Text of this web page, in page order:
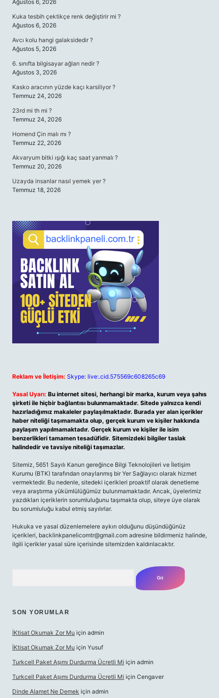
Ağustos 6, 2026
Kuka tesbih çektikçe renk değiştirir mi ?
Ağustos 6, 2026
Avcı kolu hangi galaksidedir ?
Ağustos 5, 2026
6. sınıfta bilgisayar ağları nedir ?
Ağustos 3, 2026
Kasko aracının yüzde kaçı karsiliyor ?
Temmuz 24, 2026
23rd mi th mi ?
Temmuz 24, 2026
Homend Çin malı mı ?
Temmuz 22, 2026
Akvaryum bitki ışığı kaç saat yanmalı ?
Temmuz 20, 2026
Uzayda insanlar nasıl yemek yer ?
Temmuz 18, 2026
Reklam ve İletişim: Skype: live:.cid.575569c608265c69
Yasal Uyarı: Bu internet sitesi, herhangi bir marka, kurum veya şahıs
şirketi ile hiçbir bağlantısı bulunmamaktadır. Sitede yalnızca kendi
hazırladığımız makaleler paylaşılmaktadır. Burada yer alan içerikler
haber niteliği taşımamakta olup, gerçek kurum ve kişiler hakkında
paylaşım yapılmamaktadır. Gerçek kurum ve kişiler ile isim
benzerlikleri tamamen tesadüfidir. Sitemizdeki bilgiler taslak
halindedir ve tavsiye niteliği taşımazlar.
Sitemiz, 5651 Sayılı Kanun gereğince Bilgi Teknolojileri ve İletişim
Kurumu (BTK) tarafından onaylanmış bir Yer Sağlayıcı olarak hizmet
vermektedir. Bu nedenle, sitedeki içerikleri proaktif olarak denetleme
veya araştırma yükümlülüğümüz bulunmamaktadır. Ancak, üyelerimiz
yazdıkları içeriklerin sorumluluğunu taşımakta olup, siteye üye olarak
bu sorumluluğu kabul etmiş sayılırlar.
Hukuka ve yasal düzenlemelere aykırı olduğunu düşündüğünüz
içerikleri, backlinkpanelicomtr@gmail.com adresine bildirmeniz halinde,
ilgili içerikler yasal süre içerisinde sitemizden kaldırılacaktır.
SON YORUMLAR
İKtisat Okumak Zor Mu için admin
İKtisat Okumak Zor Mu için Yusuf
Turkcell Paket Aşımı Durdurma Ücretli Mi için admin
Turkcell Paket Aşımı Durdurma Ücretli Mi için Cengaver
Dinde Alamet Ne Demek için admin